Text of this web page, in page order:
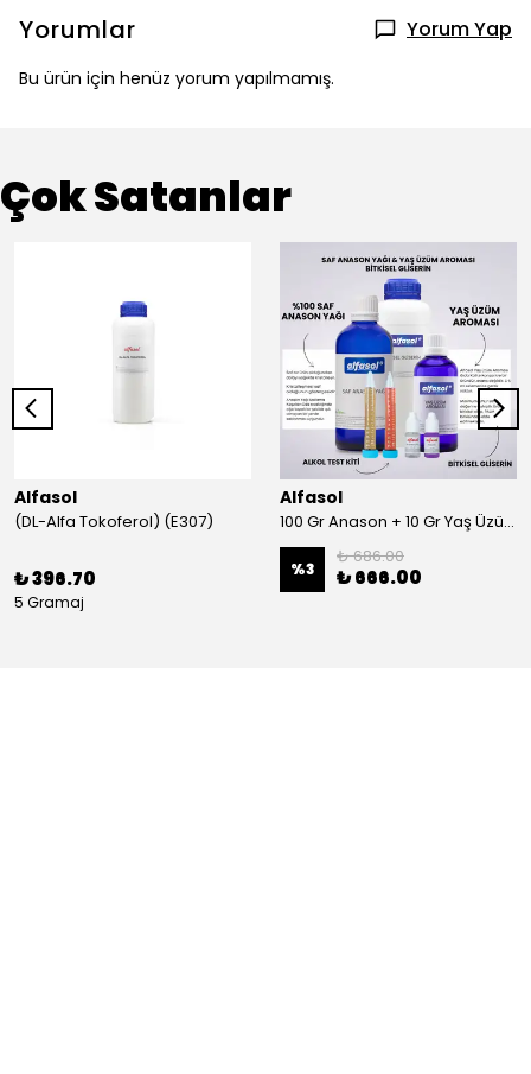
Yorumlar Yorum Yap
Bu ürün için henüz yorum yapılmamış.
Çok Satanlar
Alfasol
(DL-Alfa Tokoferol) (E307)
₺ 396.70
5 Gramaj
Alfasol
100 Gr Anason + 10 Gr Yaş Üzüm + 250 Gr Gliserin + Alkol Test Kiti
%3
₺ 686.00
₺ 666.00